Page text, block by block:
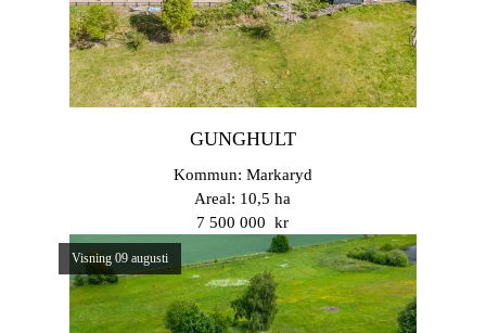
GUNGHULT
Kommun: Markaryd
Areal: 10,5 ha
7 500 000 kr
Visning 09 augusti